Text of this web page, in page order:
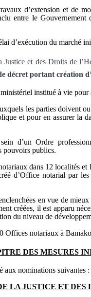
d’extension et de
entre le
d’exécution du marché
Justice et des Droits de
décret portant création
institué à vie pour
les parties doivent
et pour en assurer la
d’un Ordre
pouvoirs publics.
dans 12 localités et
d’Office notarial par
en vue de
créées, il est apparu
du niveau de
Offices notariaux à
DES MESURES
aux nominations suivantes :
LA JUSTICE ET DES